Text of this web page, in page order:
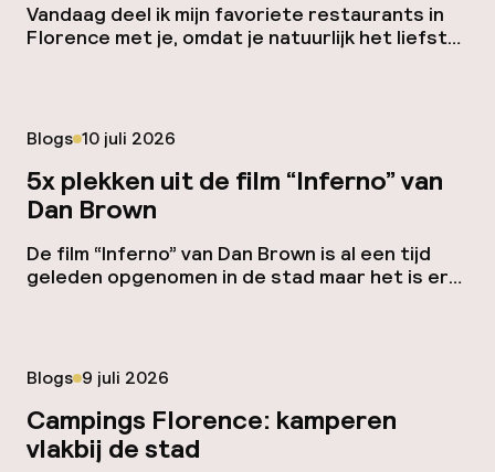
Vandaag deel ik mijn favoriete restaurants in
Florence met je, omdat je natuurlijk het liefst
Osteria dell’Enoteca moet je zijn voor hét
gerecht van Florence, de T-bone steak
bistecca alla Fiorentina. […]
Blogs Gepubliceerd op
10 juli 2026
5x plekken uit de film “Inferno” van
Dan Brown
De film “Inferno” van Dan Brown is al een tijd
geleden opgenomen in de stad maar het is erg
meest bekende plekken uit de film voor je op.
Achtervolging in Giardino […]
Blogs Gepubliceerd op
9 juli 2026
Campings Florence: kamperen
vlakbij de stad